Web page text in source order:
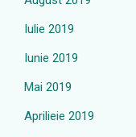
Iulie 2019
Iunie 2019
Mai 2019
Aprilieie 2019